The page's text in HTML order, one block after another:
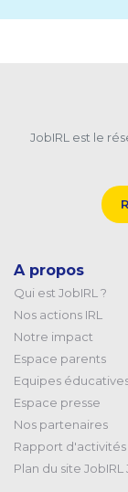
JobIRL est le
A propos
Qui est JobIRL ?
Nos actions IRL
Notre impact
Espace parents
Equipes
Espace presse
Nos partenaires
Rapport d'activités
Plan du site JobIRL